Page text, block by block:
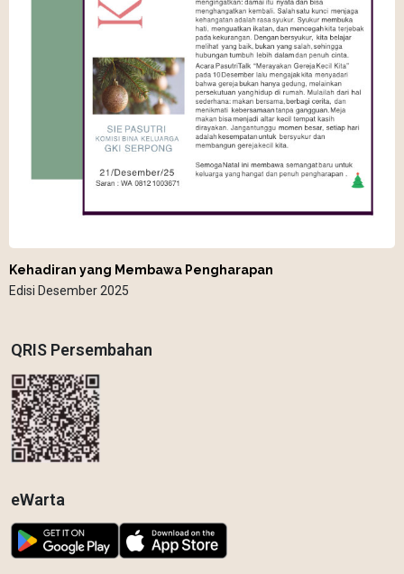
Kehadiran yang Membawa Pengharapan
Edisi Desember 2025
QRIS Persembahan
eWarta